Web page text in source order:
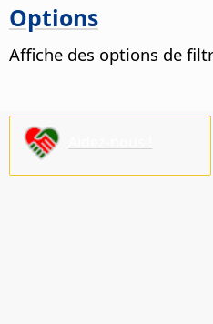
Options
Affiche des options de